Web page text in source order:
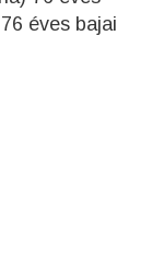
éves bajai